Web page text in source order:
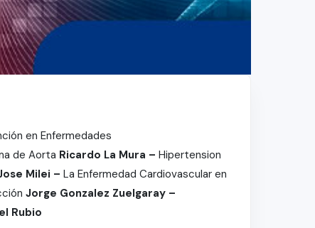
en Enfermedades
de Aorta Ricardo La Mura – Hipertension
Milei – La Enfermedad Cardiovascular en
Jorge Gonzalez Zuelgaray –
Rubio